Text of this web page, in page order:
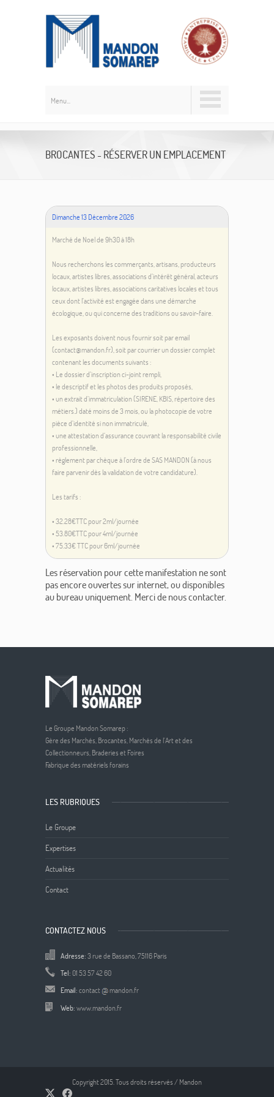
Menu...
BROCANTES - RÉSERVER UN EMPLACEMENT
Dimanche 13 Décembre 2026
Marché de Noel de 9h30 à 18h
Nous recherchons les commerçants, artisans, producteurs
locaux, artistes libres, associations d’intérêt général, acteurs
locaux, artistes libres, associations caritatives locales et tous
ceux dont l’activité est engagée dans une démarche
écologique, ou qui concerne des traditions ou savoir-faire.
Les exposants doivent nous fournir soit par email
(contact@mandon.fr), soit par courrier un dossier complet
contenant les documents suivants :
• Le dossier d’inscription ci-joint rempli,
• le descriptif et les photos des produits proposés,
• un extrait d’immatriculation (SIRENE, KBIS, répertoire des
métiers.) daté moins de 3 mois, ou la photocopie de votre
pièce d’identité si non immatriculé,
• une attestation d’assurance couvrant la responsabilité civile
professionnelle,
• règlement par chèque à l’ordre de SAS MANDON (à nous
faire parvenir dès la validation de votre candidature).
Les tarifs :
• 32.28€TTC pour 2ml/journée
• 53.80€TTC pour 4ml/journée
• 75.33€ TTC pour 6ml/journée
Les réservation pour cette manifestation ne sont
pas encore ouvertes sur internet, ou disponibles
au bureau uniquement. Merci de nous contacter.
Le Groupe Mandon Somarep :
Gère des Marchés, Brocantes, Marchés de l'Art et des
Collectionneurs, Braderies et Foires
Fabrique des matériels forains
LES RUBRIQUES
Le Groupe
Expertises
Actualités
Contact
CONTACTEZ NOUS
Adresse: 3 rue de Bassano, 75116 Paris
Tel: 01 53 57 42 60
Email: contact
mandon.fr
Web: www.mandon.fr
Copyright 2015. Tous droits réservés / Mandon